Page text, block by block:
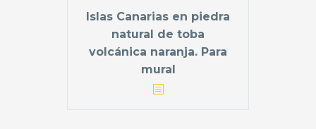
Islas Canarias en piedra
natural de toba
volcánica naranja. Para
mural